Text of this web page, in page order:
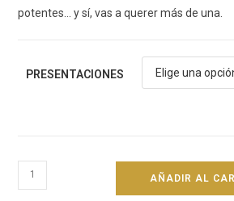
potentes… y sí, vas a querer más de una.
PRESENTACIONES
AÑADIR AL